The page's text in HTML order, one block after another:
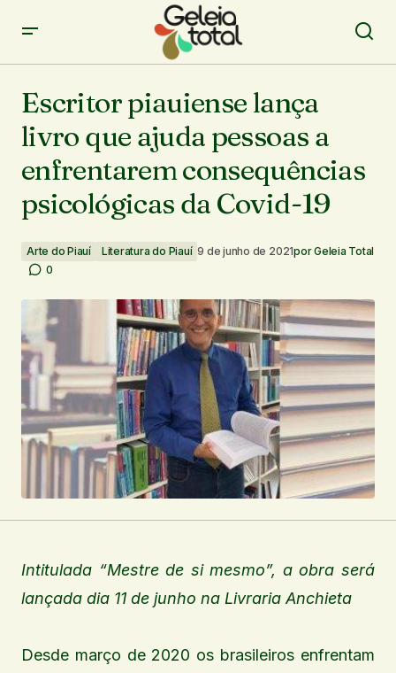
enfrentarem consequências psicológicas da Covid-19
Escritor piauiense lança
livro que ajuda pessoas a
enfrentarem consequências
psicológicas da Covid-19
Arte do Piauí Literatura do Piauí 9 de junho de 2021porGeleia Total
0
Intitulada “Mestre de si mesmo”, a obra será
lançada dia 11 de junho na Livraria Anchieta
Desde março de 2020 os brasileiros enfrentam